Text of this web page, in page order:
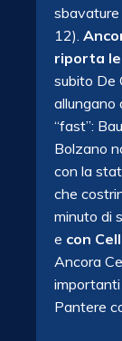
12).
riporta
subito De
allungano
“fast”:
Bolzano
con la
che
minuto di
e con
Ancora
Pantere